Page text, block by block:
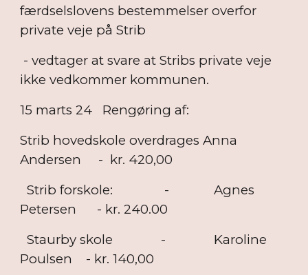
færdselslovens bestemmelser overfor
private veje på Strib
- vedtager at svare at Stribs private veje
ikke vedkommer kommunen.
15 marts 24
Rengøring af:
Strib hovedskole overdrages Anna
Andersen - kr. 420,00
Strib forskole: - Agnes
Petersen - kr. 240.00
Staurby skole - Karoline
Poulsen - kr. 140,00